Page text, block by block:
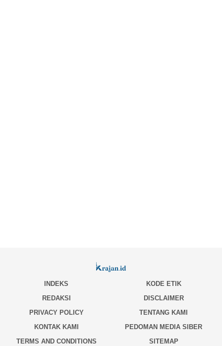
INDEKS
KODE ETIK
REDAKSI
DISCLAIMER
PRIVACY POLICY
TENTANG KAMI
KONTAK KAMI
PEDOMAN MEDIA SIBER
TERMS AND CONDITIONS
SITEMAP